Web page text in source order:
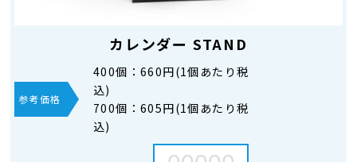
カレンダー STAND
参考価格
400個： 660円(1個あたり税
込)
700個： 605円(1個あたり税
込)